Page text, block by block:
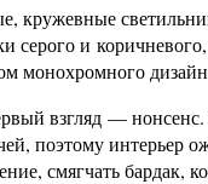
кружевные
серого и
монохромного
взгляд —
поэтому интерьер
смягчать бардак,